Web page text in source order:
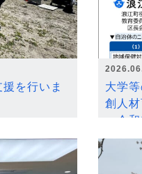
を行いま
大学
創人
～令